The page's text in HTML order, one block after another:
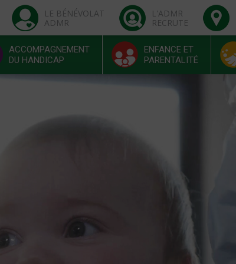
LE BÉNÉVOLAT
ADMR
L'ADMR
RECRUTE
ACCOMPAGNEMENT
DU HANDICAP
ENFANCE ET
PARENTALITÉ